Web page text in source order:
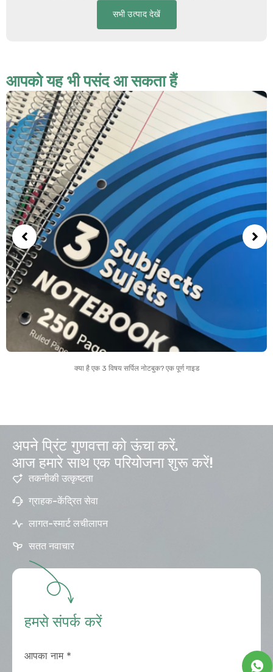
सभी उत्पाद देखें
आपको यह भी पसंद आ सकता हैं
क्या है एक 3 विषय सर्पिल नोटबुक? एक पूर्ण गाइड
अपने प्रिंट गुणवत्ता को ऊंचा करें.
आज हमारे साथ एक परियोजना शुरू करें!
तकनीकी उत्कृष्टता
ग्राहक-केंद्रित सेवा
लागत-स्मार्ट लचीलापन
सतत नवाचार
हमसे संपर्क करें
आपका नाम *